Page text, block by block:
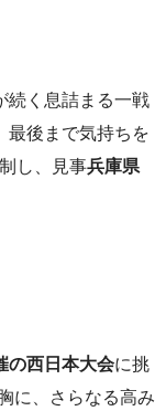
続く息詰まる一戦
最後まで気持ちを
し、見事兵庫県
の西日本大会に挑
に、さらなる高み